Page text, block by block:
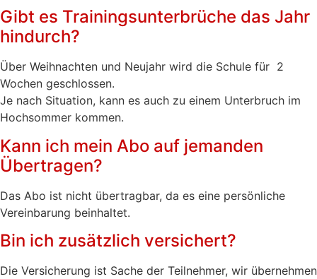
Gibt es Trainingsunterbrüche das Jahr
hindurch?
Über Weihnachten und Neujahr wird die Schule für 2
Wochen geschlossen.
Je nach Situation, kann es auch zu einem Unterbruch im
Hochsommer kommen.
Kann ich mein Abo auf jemanden
Übertragen?
Das Abo ist nicht übertragbar, da es eine persönliche
Vereinbarung beinhaltet.
Bin ich zusätzlich versichert?
Die Versicherung ist Sache der Teilnehmer, wir übernehmen